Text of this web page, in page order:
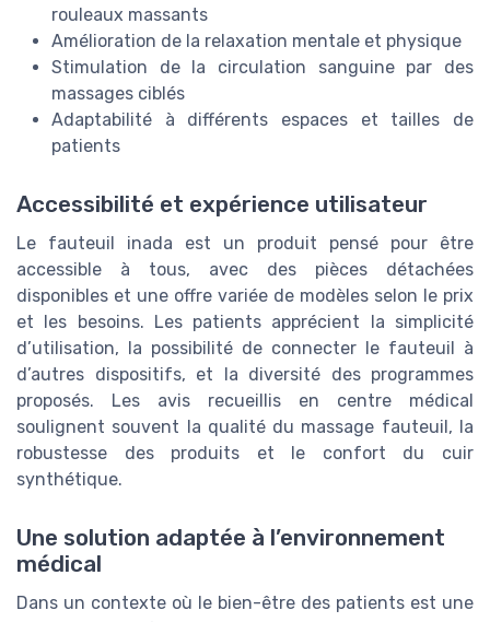
rouleaux massants
Amélioration de la relaxation mentale et physique
Stimulation de la circulation sanguine par des
massages ciblés
Adaptabilité à différents espaces et tailles de
patients
Accessibilité et expérience utilisateur
Le fauteuil inada est un produit pensé pour être
accessible à tous, avec des pièces détachées
disponibles et une offre variée de modèles selon le prix
et les besoins. Les patients apprécient la simplicité
d’utilisation, la possibilité de connecter le fauteuil à
d’autres dispositifs, et la diversité des programmes
proposés. Les avis recueillis en centre médical
soulignent souvent la qualité du massage fauteuil, la
robustesse des produits et le confort du cuir
synthétique.
Une solution adaptée à l’environnement
médical
Dans un contexte où le bien-être des patients est une